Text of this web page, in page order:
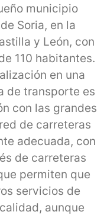
municipio
Soria, en la
y León, con
110 habitantes.
en una
de transporte es
con las grandes
de carreteras
adecuada, con
de carreteras
permiten que
servicios de
aunque